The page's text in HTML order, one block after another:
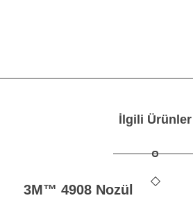
İlgili Ürünler
3M™ 4908 Nozül